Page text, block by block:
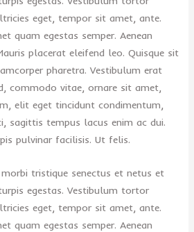
eget, tempor sit amet, ante.
quam egestas semper. Aenean
placerat eleifend leo. Quisque sit
pharetra. Vestibulum erat
commodo vitae, ornare sit amet,
elit eget tincidunt condimentum,
sagittis tempus lacus enim ac dui.
pulvinar facilisis. Ut felis.
tristique senectus et netus et
egestas. Vestibulum tortor
eget, tempor sit amet, ante.
quam egestas semper. Aenean